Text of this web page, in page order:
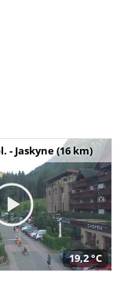
- Jaskyne (16 km)
19,2 °C